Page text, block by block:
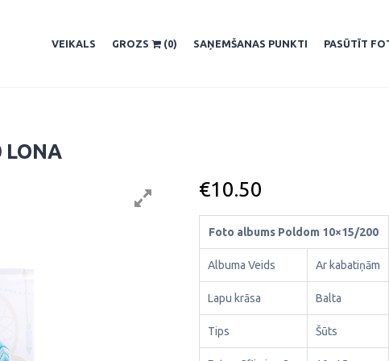
VEIKALS GROZS (0) SAŅEMŠANAS PUNKTI PASŪTĪT
LONA
€10.50
Foto albums Poldom 10×15/200
Albuma Veids Ar kabatiņām
Lapu krāsa Balta
Tips Šūts